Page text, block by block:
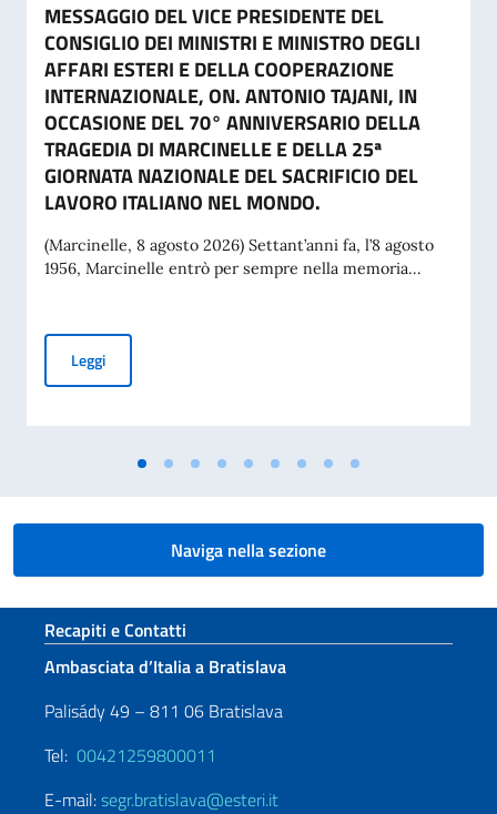
MESSAGGIO DEL VICE PRESIDENTE DEL
CONSIGLIO DEI MINISTRI E MINISTRO DEGLI
AFFARI ESTERI E DELLA COOPERAZIONE
INTERNAZIONALE, ON. ANTONIO TAJANI, IN
OCCASIONE DEL 70° ANNIVERSARIO DELLA
TRAGEDIA DI MARCINELLE E DELLA 25ª
GIORNATA NAZIONALE DEL SACRIFICIO DEL
LAVORO ITALIANO NEL MONDO.
(Marcinelle, 8 agosto 2026) Settant’anni fa, l’8 agosto
1956, Marcinelle entrò per sempre nella memoria...
LeggiMESSAGGIO DEL VICE PRESIDENTE DEL CONSIGLIO DEI
Naviga nella sezione
Sezione footer
Recapiti e Contatti
Ambasciata d’Italia a Bratislava
Palisády 49 – 811 06 Bratislava
Tel: 00421259800011
E-mail:segr.bratislava@esteri.it